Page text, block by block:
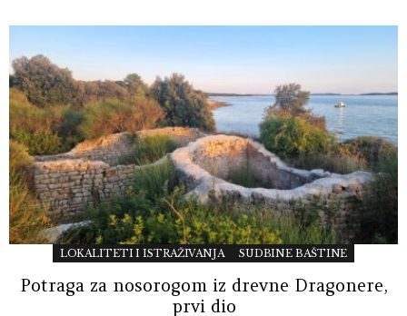
LOKALITETI I ISTRAŽIVANJA SUDBINE BAŠTINE
Potraga za nosorogom iz drevne Dragonere,
prvi dio